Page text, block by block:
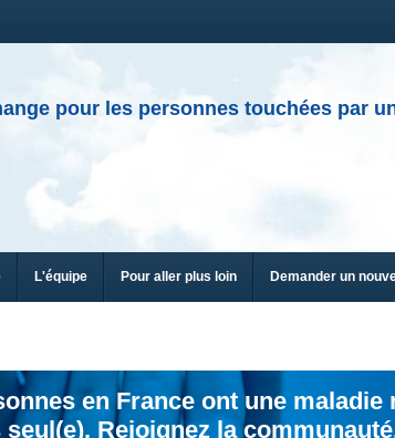
pour les personnes touchées par
L'équipe Pour aller plus loin Demander un
en France ont une maladie
seul(e). Rejoignez la